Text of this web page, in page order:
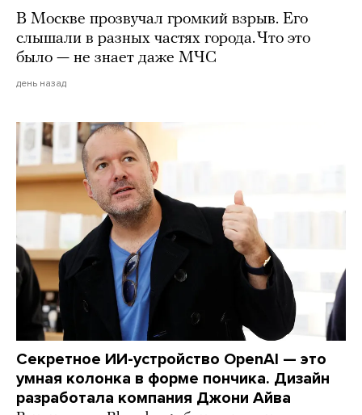
В Москве прозвучал громкий взрыв. Его
слышали в разных частях города. Что это
было — не знает даже МЧС
день назад
Секретное ИИ-устройство OpenAI — это
умная колонка в форме пончика. Дизайн
разработала компания Джони Айва